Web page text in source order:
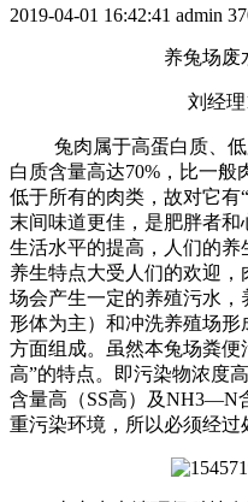
2019-04-01 16:42:41 admin
养兔场废
刘经理
兔肉属于高蛋白质、
白质含量高达70%，比一般
低于所有的肉类，故对它有
末间味道更佳，是肥胖者
生活水平的提高，人们的
养生特点大受人们的欢迎
场会产生一定的养殖污水，
形体为主）和冲洗养殖场
方面组成。虽然本兔场粪便
高”的特点。即污染物浓度
含量高（SS高）及NH3—N
重污染环境，所以必须经过